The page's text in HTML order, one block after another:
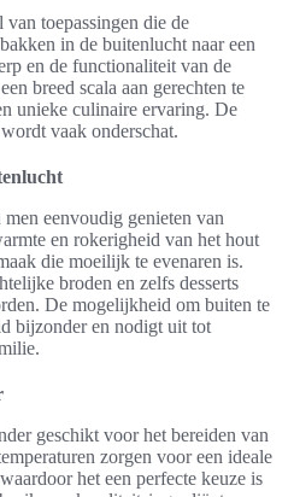
toepassingen die de
in de buitenlucht naar een
en de functionaliteit van de
breed scala aan gerechten te
unieke culinaire ervaring. De
vaak onderschat.
eenvoudig genieten van
en rokerigheid van het hout
die moeilijk te evenaren is.
broden en zelfs desserts
De mogelijkheid om buiten te
bijzonder en nodigt uit tot
geschikt voor het bereiden van
zorgen voor een ideale
het een perfecte keuze is